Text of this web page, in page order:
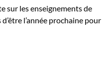
sur les enseignements de
l’année prochaine pour